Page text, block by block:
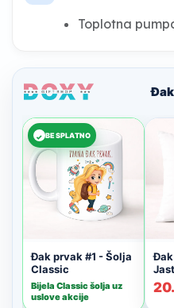
Toplotna